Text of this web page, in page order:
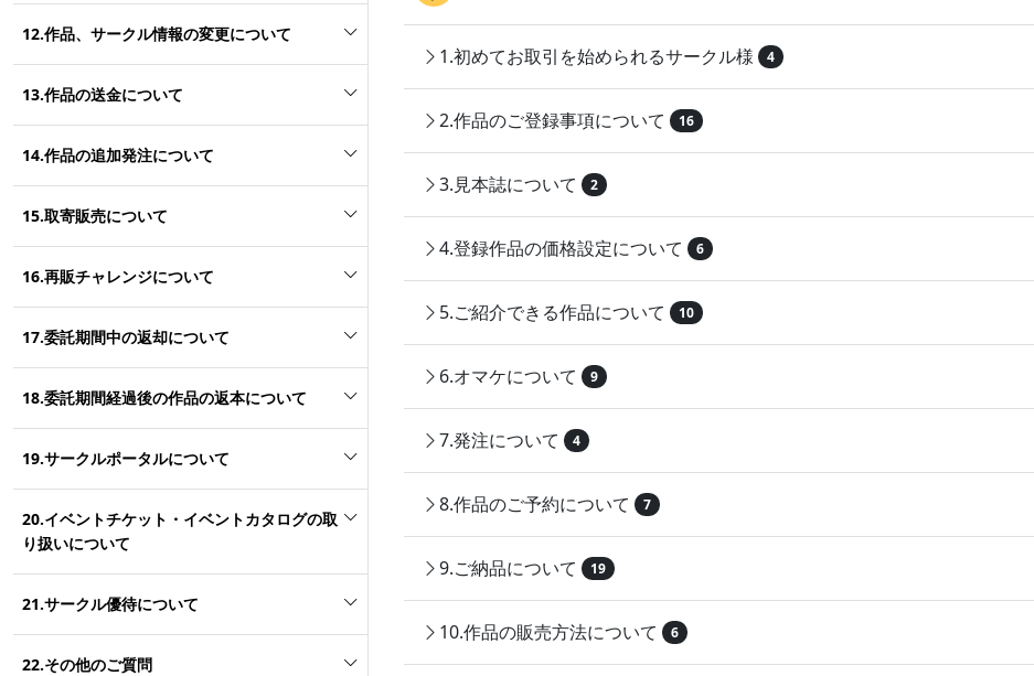
12.作品、サークル情報の変更について
13.作品の送金について
14.作品の追加発注について
15.取寄販売について
16.再販チャレンジについて
17.委託期間中の返却について
18.委託期間経過後の作品の返本について
19.サークルポータルについて
20.イベントチケット・イベントカタログの取
り扱いについて
21.サークル優待について
22.その他のご質問
1.初めてお取引を始められるサークル様 4
2.作品のご登録事項について 16
3.見本誌について 2
4.登録作品の価格設定について 6
5.ご紹介できる作品について 10
6.オマケについて 9
7.発注について 4
8.作品のご予約について 7
9.ご納品について 19
10.作品の販売方法について 6